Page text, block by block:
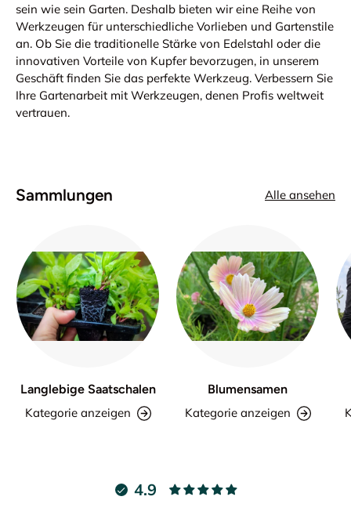
sein wie sein Garten. Deshalb bieten wir eine Reihe von
Werkzeugen für unterschiedliche Vorlieben und Gartenstile
an. Ob Sie die traditionelle Stärke von Edelstahl oder die
innovativen Vorteile von Kupfer bevorzugen, in unserem
Geschäft finden Sie das perfekte Werkzeug. Verbessern Sie
Ihre Gartenarbeit mit Werkzeugen, denen Profis weltweit
vertrauen.
Sammlungen Alle ansehen
Langlebige Saatschalen
Kategorie anzeigen
Blumensamen
Kategorie anzeigen
4.9